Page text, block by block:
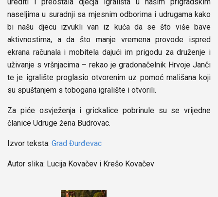
naseljima u suradnji sa mjesnim odborima i udrugama kako
bi našu djecu izvukli van iz kuća da se što više bave
aktivnostima, a da što manje vremena provode ispred
ekrana računala i mobitela dajući im prigodu za druženje i
uživanje s vršnjacima – rekao je gradonačelnik Hrvoje Janči
te je igralište proglasio otvorenim uz pomoć mališana koji
su spuštanjem s tobogana igralište i otvorili.
Za piće osvježenja i grickalice pobrinule su se vrijedne
članice Udruge žena Budrovac.
Izvor teksta: Grad Đurđevac
Autor slika: Lucija Kovačev i Krešo Kovačev